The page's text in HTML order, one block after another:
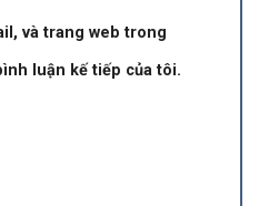
và trang web trong
luận kế tiếp của tôi.